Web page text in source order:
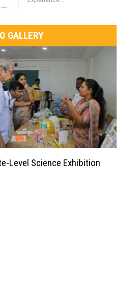
GALLERY
Level Science Exhibition